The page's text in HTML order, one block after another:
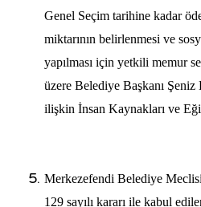
Genel Seçim tarihine kadar
miktarının belirlenmesi ve
yapılması için yetkili memur
üzere Belediye Başkanı
ilişkin İnsan Kaynakları ve
Merkezefendi Belediye
129 sayılı kararı ile kabul